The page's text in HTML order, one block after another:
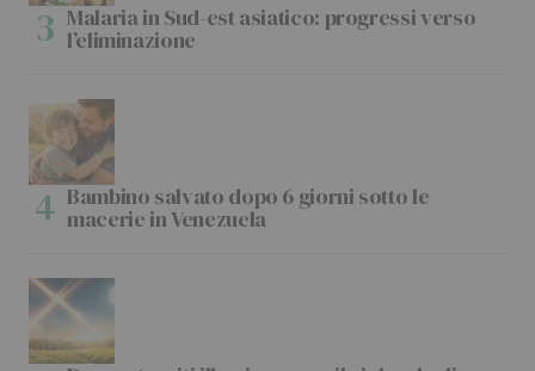
Malaria in Sud-est asiatico: progressi verso
l’eliminazione
Bambino salvato dopo 6 giorni sotto le
macerie in Venezuela